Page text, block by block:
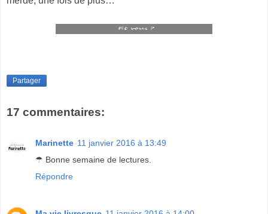
Partager
17 commentaires:
Marinette 11 janvier 2016 à 13:49
☂ Bonne semaine de lectures.
Répondre